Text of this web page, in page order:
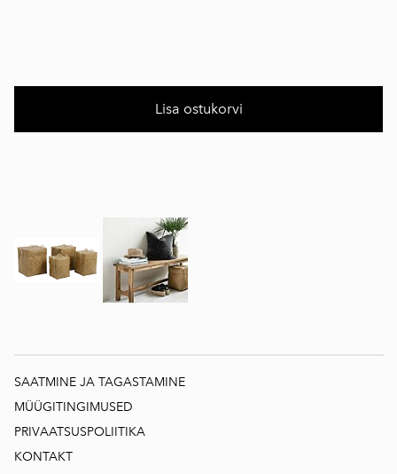
Lisa ostukorvi
SAATMINE JA TAGASTAMINE
MÜÜGITINGIMUSED
PRIVAATSUSPOLIITIKA
KONTAKT